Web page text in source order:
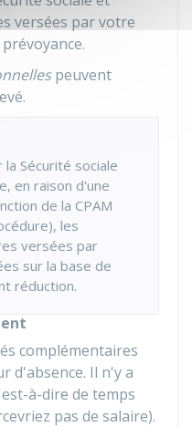
versées par votre
peuvent
Sécurité sociale
en raison d'une
de la CPAM
les
versées par
sur la base de
réduction.
complémentaires
d'absence. Il n'y a
à-dire de temps
pas de salaire).